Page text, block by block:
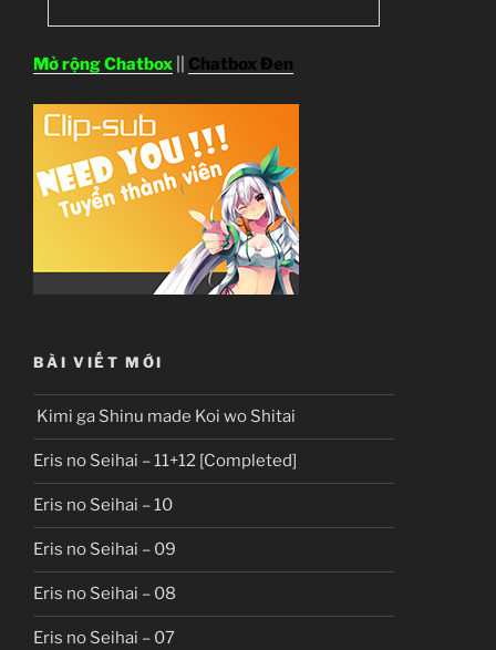
Mở rộng Chatbox Chatbox Đen
BÀI VIẾT MỚI
Kimi ga Shinu made Koi wo Shitai
Eris no Seihai – 11+12 [Completed]
Eris no Seihai – 10
Eris no Seihai – 09
Eris no Seihai – 08
Eris no Seihai – 07